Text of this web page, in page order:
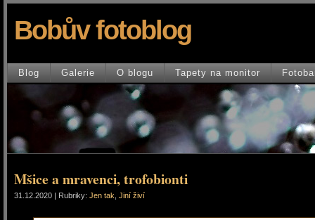
Bobův fotoblog
Blog Galerie O blogu Tapety na monitor
Mšice a mravenci, trofobionti
31.12.2020 | Rubriky: Jen tak Jiní živí